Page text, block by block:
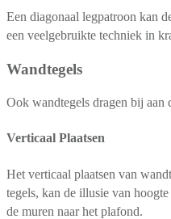
Een diagonaal legpatroon kan
een veelgebruikte techniek in
Wandtegels
Ook wandtegels dragen bij aan
Verticaal Plaatsen
Het verticaal plaatsen van
tegels, kan de illusie van
de muren naar het plafond.